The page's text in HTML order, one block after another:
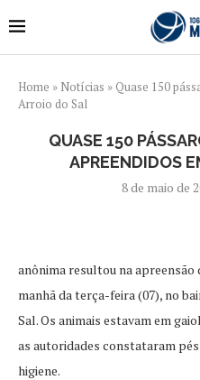
Home » Notícias » Quase 150
Arroio do Sal
QUASE 150
APREENDIDOS
8 de maio de
anônima resultou na apreensão
manhã da terça-feira (07), no
Sal. Os animais estavam em
as autoridades constataram
higiene.